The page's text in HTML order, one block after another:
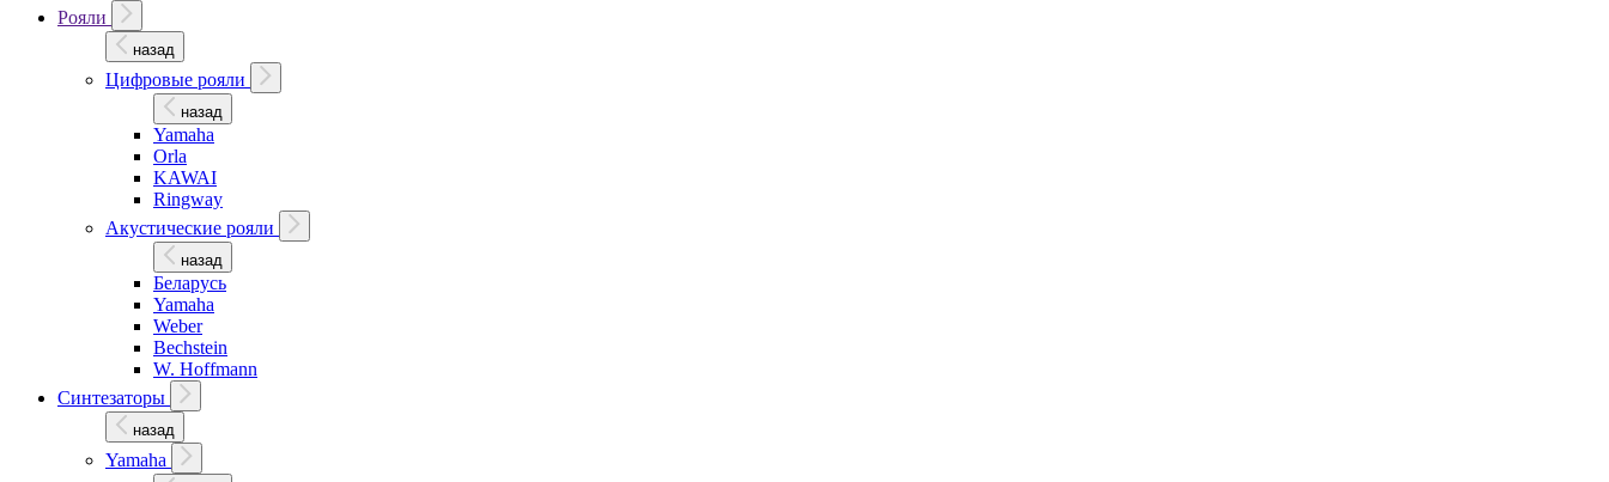
Рояли
назад
Цифровые рояли
назад
Yamaha
Orla
KAWAI
Ringway
Акустические рояли
назад
Беларусь
Yamaha
Weber
Bechstein
W. Hoffmann
Синтезаторы
назад
Yamaha